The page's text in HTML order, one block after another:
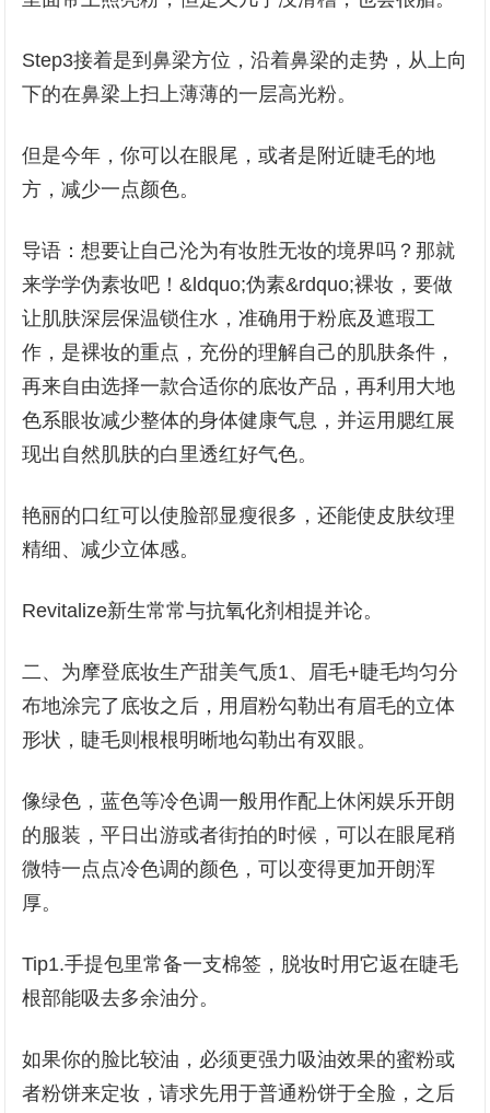
Step3接着是到鼻梁方位，沿着鼻梁的走势，从上向
下的在鼻梁上扫上薄薄的一层高光粉。
但是今年，你可以在眼尾，或者是附近睫毛的地
方，减少一点颜色。
导语：想要让自己沦为有妆胜无妆的境界吗？那就
来学学伪素妆吧！&ldquo;伪素&rdquo;裸妆，要做
让肌肤深层保温锁住水，准确用于粉底及遮瑕工
作，是裸妆的重点，充份的理解自己的肌肤条件，
再来自由选择一款合适你的底妆产品，再利用大地
色系眼妆减少整体的身体健康气息，并运用腮红展
现出自然肌肤的白里透红好气色。
艳丽的口红可以使脸部显瘦很多，还能使皮肤纹理
精细、减少立体感。
Revitalize新生常常与抗氧化剂相提并论。
二、为摩登底妆生产甜美气质1、眉毛+睫毛均匀分
布地涂完了底妆之后，用眉粉勾勒出有眉毛的立体
形状，睫毛则根根明晰地勾勒出有双眼。
像绿色，蓝色等冷色调一般用作配上休闲娱乐开朗
的服装，平日出游或者街拍的时候，可以在眼尾稍
微特一点点冷色调的颜色，可以变得更加开朗浑
厚。
Tip1.手提包里常备一支棉签，脱妆时用它返在睫毛
根部能吸去多余油分。
如果你的脸比较油，必须更强力吸油效果的蜜粉或
者粉饼来定妆，请求先用于普通粉饼于全脸，之后